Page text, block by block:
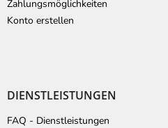
Zahlungsmöglichkeiten
Konto erstellen
DIENSTLEISTUNGEN
FAQ - Dienstleistungen